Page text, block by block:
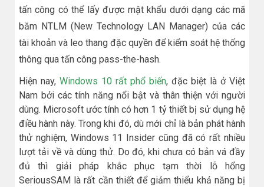
tấn công có thể lấy được mật khẩu dưới dạng các mã
băm NTLM (New Technology LAN Manager) của các
tài khoản và leo thang đặc quyền để kiểm soát hệ thống
thông qua tấn công pass-the-hash.
Hiện nay, Windows 10 rất phổ biến, đặc biệt là ở Việt
Nam bởi các tính năng nổi bật và thân thiện với người
dùng. Microsoft ước tính có hơn 1 tỷ thiết bị sử dụng hệ
điều hành này. Trong khi đó, dù mới chỉ là bản phát hành
thử nghiệm, Windows 11 Insider cũng đã có rất nhiều
lượt tải về và dùng thử. Do đó, khi chưa có bản vá đầy
đủ thì giải pháp khắc phục tạm thời lỗ hổng
SeriousSAM là rất cần thiết để giảm thiểu khả năng bị